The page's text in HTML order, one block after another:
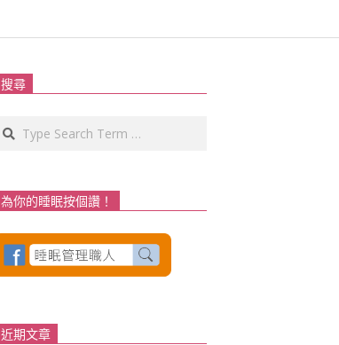
搜尋
Search
為你的睡眠按個讚！
近期文章